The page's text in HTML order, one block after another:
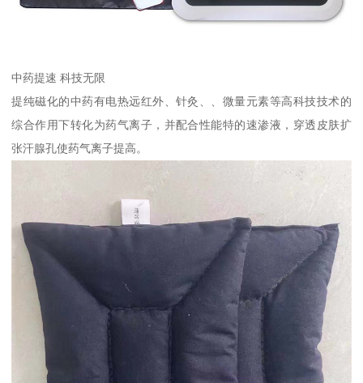
中药提速 科技无限
提纯磁化的中药有电热远红外、针灸、、微量元素等高科技技术的
综合作用下转化为药气离子，并配合性能特的速渗液，穿透皮肤扩
张汗腺孔使药气离子提高。